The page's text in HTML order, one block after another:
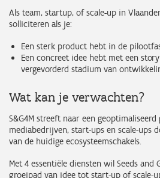
Als team, startup, of scale-up in
solliciteren als je:
Een sterk product hebt in de
Een concreet idee hebt met een
vergevorderd stadium van
Wat kan je verwachten?
S&G4M streeft naar een
mediabedrijven, start-ups en scale-ups
van de huidige ecosysteemschakels.
Met 4 essentiële diensten wil Seeds and
groeipad van idee tot start-up of scale-